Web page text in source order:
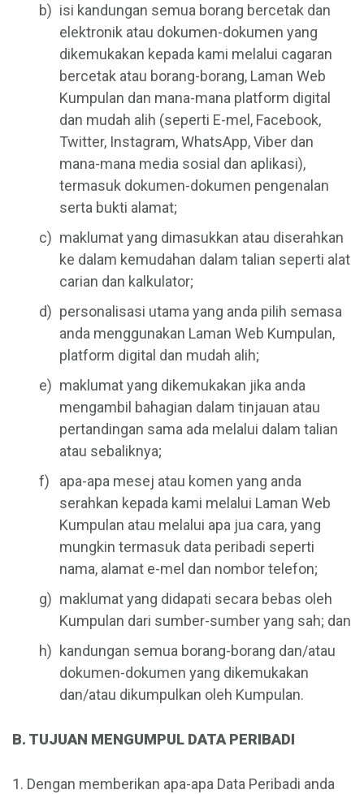
isi kandungan semua borang bercetak dan
elektronik atau dokumen-dokumen yang
dikemukakan kepada kami melalui cagaran
bercetak atau borang-borang, Laman Web
Kumpulan dan mana-mana platform digital
dan mudah alih (seperti E-mel, Facebook,
Twitter, Instagram, WhatsApp, Viber dan
mana-mana media sosial dan aplikasi),
termasuk dokumen-dokumen pengenalan
serta bukti alamat;
maklumat yang dimasukkan atau diserahkan
ke dalam kemudahan dalam talian seperti alat
carian dan kalkulator;
personalisasi utama yang anda pilih semasa
anda menggunakan Laman Web Kumpulan,
platform digital dan mudah alih;
maklumat yang dikemukakan jika anda
mengambil bahagian dalam tinjauan atau
pertandingan sama ada melalui dalam talian
atau sebaliknya;
apa-apa mesej atau komen yang anda
serahkan kepada kami melalui Laman Web
Kumpulan atau melalui apa jua cara, yang
mungkin termasuk data peribadi seperti
nama, alamat e-mel dan nombor telefon;
maklumat yang didapati secara bebas oleh
Kumpulan dari sumber-sumber yang sah; dan
kandungan semua borang-borang dan/atau
dokumen-dokumen yang dikemukakan
dan/atau dikumpulkan oleh Kumpulan.
B. TUJUAN MENGUMPUL DATA PERIBADI
Dengan memberikan apa-apa Data Peribadi anda